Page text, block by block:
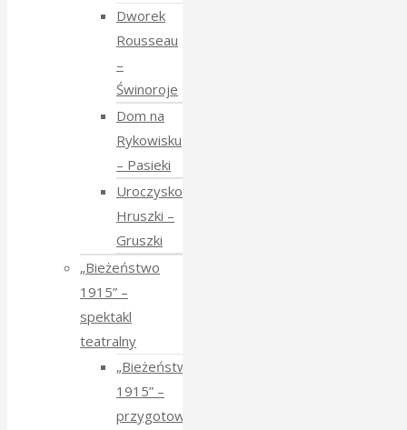
Dworek
Rousseau
–
Świnoroje
Dom na
Rykowisku
– Pasieki
Uroczysko
Hruszki –
Gruszki
„Bieżeństwo
1915” –
spektakl
teatralny
„Bieżeństwo
1915” –
przygotowania